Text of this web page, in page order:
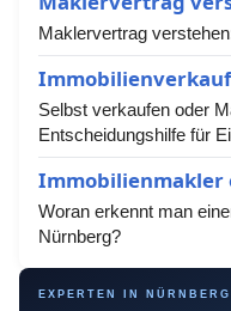
Maklervertrag
Immobilienverkauf
Selbst verkaufen oder
Entscheidungshilfe für
Immobilienmakler
Woran erkennt man
Nürnberg?
EXPERTEN IN NÜRNBERG